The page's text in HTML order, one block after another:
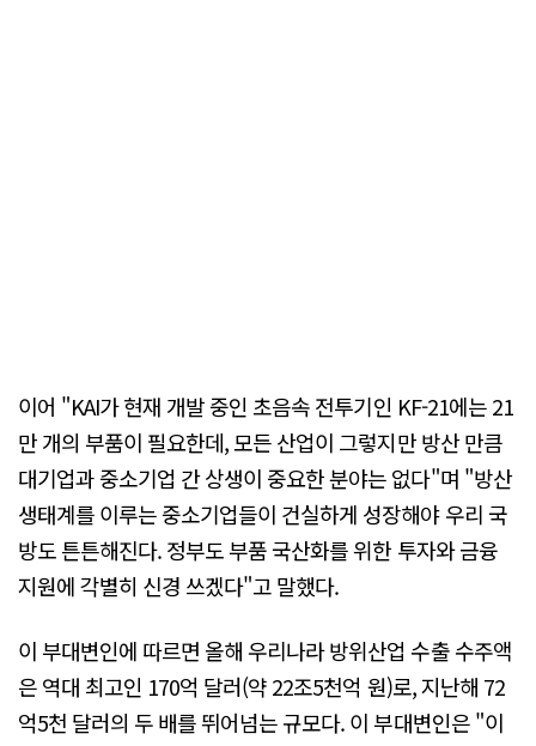
이어 "KAI가 현재 개발 중인 초음속 전투기인 KF-21에는 21
만 개의 부품이 필요한데, 모든 산업이 그렇지만 방산 만큼
대기업과 중소기업 간 상생이 중요한 분야는 없다"며 "방산
생태계를 이루는 중소기업들이 건실하게 성장해야 우리 국
방도 튼튼해진다. 정부도 부품 국산화를 위한 투자와 금융
지원에 각별히 신경 쓰겠다"고 말했다.
이 부대변인에 따르면 올해 우리나라 방위산업 수출 수주액
은 역대 최고인 170억 달러(약 22조5천억 원)로, 지난해 72
억5천 달러의 두 배를 뛰어넘는 규모다. 이 부대변인은 "이